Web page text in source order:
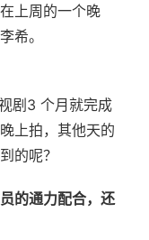
上周的一个晚
希。
剧3 个月就完成
上拍，其他天的
的呢？
的通力配合，还